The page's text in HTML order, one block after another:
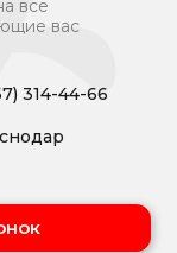
все
вас
314-44-66